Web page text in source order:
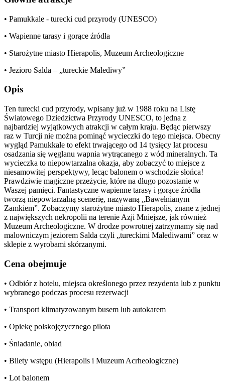
• Pamukkale - turecki cud przyrody (UNESCO)
• Wapienne tarasy i gorące źródła
• Starożytne miasto Hierapolis, Muzeum Archeologiczne
• Jezioro Salda – „tureckie Malediwy”
Opis
Ten turecki cud przyrody, wpisany już w 1988 roku na Listę
Światowego Dziedzictwa Przyrody UNESCO, to jedna z
najbardziej wyjątkowych atrakcji w całym kraju. Będąc pierwszy
raz w Turcji nie można pominąć wycieczki do tego miejsca. Obecny
wygląd Pamukkale to efekt trwającego od 14 tysięcy lat procesu
osadzania się węglanu wapnia wytrącanego z wód mineralnych. Ta
wycieczka to niepowtarzalna okazja, aby zobaczyć to miejsce z
niesamowitej perspektywy, lecąc balonem o wschodzie słońca!
Prawdziwie magiczne przeżycie, które na długo pozostanie w
Waszej pamięci. Fantastyczne wapienne tarasy i gorące źródła
tworzą niepowtarzalną scenerię, nazywaną „Bawełnianym
Zamkiem”. Zobaczymy starożytne miasto Hierapolis, znane z jednej
z największych nekropolii na terenie Azji Mniejsze, jak również
Muzeum Archeologiczne. W drodze powrotnej zatrzymamy się nad
malowniczym jeziorem Salda czyli „tureckimi Malediwami” oraz w
sklepie z wyrobami skórzanymi.
Cena obejmuje
• Odbiór z hotelu, miejsca określonego przez rezydenta lub z punktu
wybranego podczas procesu rezerwacji
• Transport klimatyzowanym busem lub autokarem
• Opiekę polskojęzycznego pilota
• Śniadanie, obiad
• Bilety wstępu (Hierapolis i Muzeum Acrheologiczne)
• Lot balonem